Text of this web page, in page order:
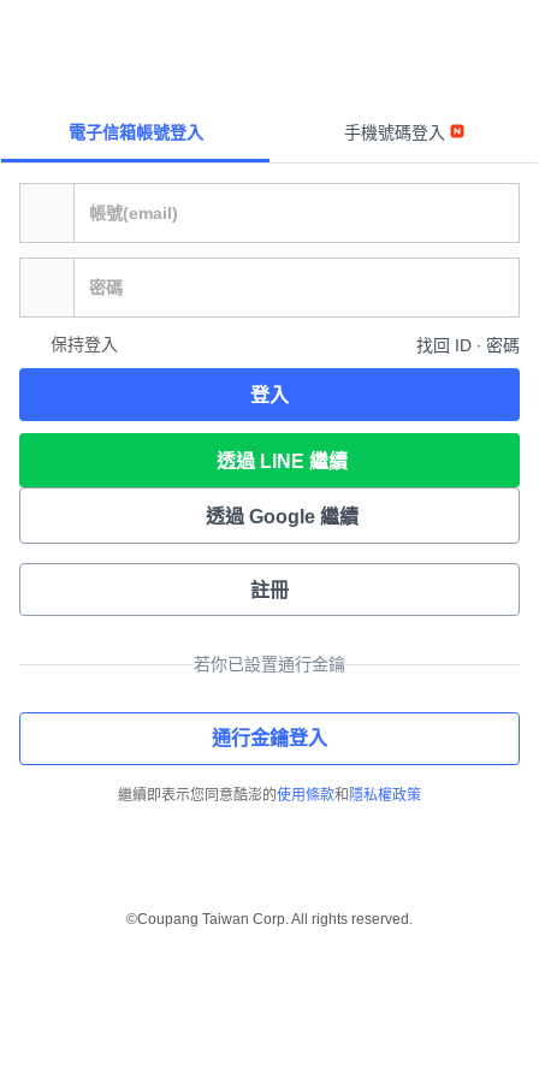
電子信箱帳號登入 手機號碼登入
保持登入 找回 ID ∙ 密碼
登入
透過 LINE 繼續
透過 Google 繼續
註冊
若你已設置通行金鑰
通行金鑰登入
繼續即表示您同意酷澎的使用條款和 隱私權政策
©Coupang Taiwan Corp. All rights reserved.